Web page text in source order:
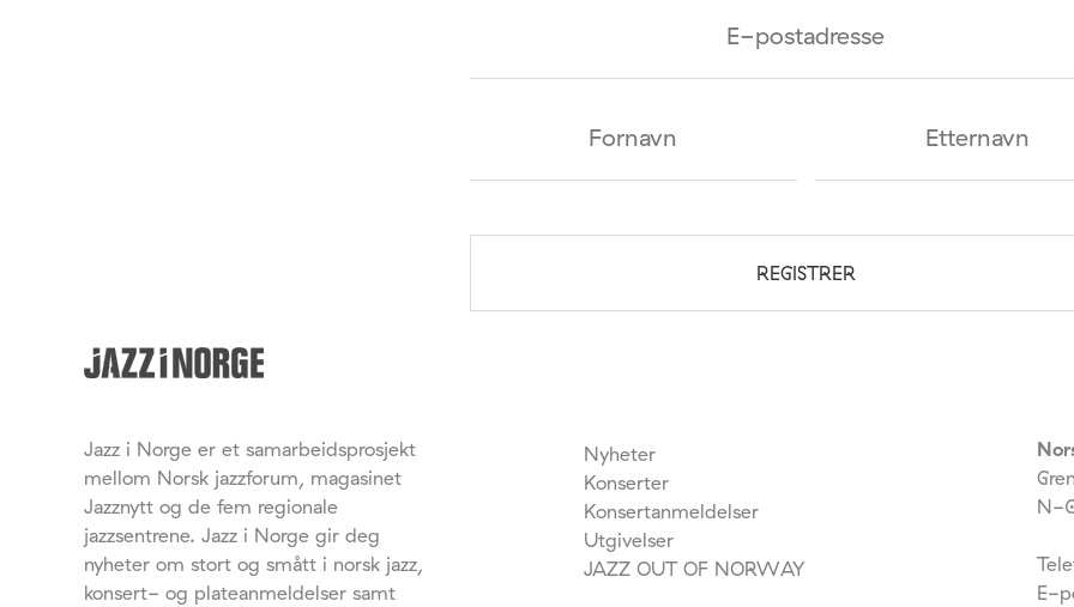
Jazz i Norge er et samarbeidsprosjekt
mellom Norsk jazzforum, magasinet
Jazznytt og de fem regionale
jazzsentrene. Jazz i Norge gir deg
nyheter om stort og smått i norsk jazz,
konsert- og plateanmeldelser samt
Nyheter
Konserter
Konsertanmeldelser
Utgivelser
JAZZ OUT OF NORWAY
N-
E-